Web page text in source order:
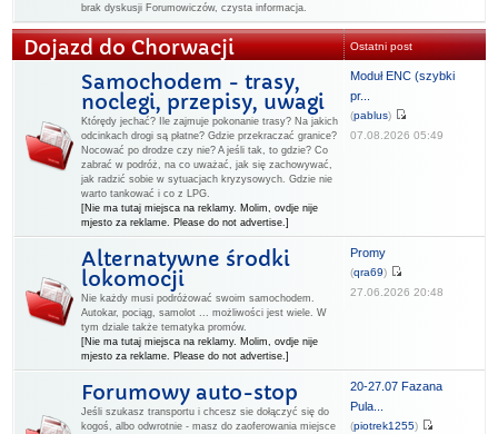
brak dyskusji Forumowiczów, czysta informacja.
Dojazd do Chorwacji Ostatni post
Samochodem - trasy,
noclegi, przepisy, uwagi
Którędy jechać? Ile zajmuje pokonanie trasy? Na jakich
odcinkach drogi są płatne? Gdzie przekraczać granice?
Nocować po drodze czy nie? A jeśli tak, to gdzie? Co
zabrać w podróż, na co uważać, jak się zachowywać,
jak radzić sobie w sytuacjach kryzysowych. Gdzie nie
warto tankować i co z LPG.
[Nie ma tutaj miejsca na reklamy. Molim, ovdje nije
mjesto za reklame. Please do not advertise.]
Moduł ENC (szybki
pr...
(pablus)
07.08.2026 05:49
Alternatywne środki
lokomocji
Nie każdy musi podróżować swoim samochodem.
Autokar, pociąg, samolot ... możliwości jest wiele. W
tym dziale także tematyka promów.
[Nie ma tutaj miejsca na reklamy. Molim, ovdje nije
mjesto za reklame. Please do not advertise.]
Promy
(qra69)
27.06.2026 20:48
Forumowy auto-stop
Jeśli szukasz transportu i chcesz sie dołączyć się do
kogoś, albo odwrotnie - masz do zaoferowania miejsce
20-27.07 Fazana
Pula...
(piotrek1255)